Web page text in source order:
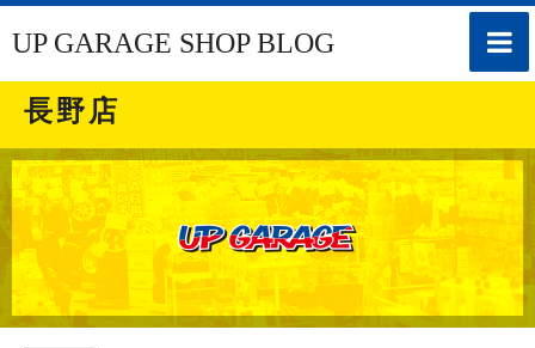
toggle
UP GARAGE SHOP BLOG
長野店